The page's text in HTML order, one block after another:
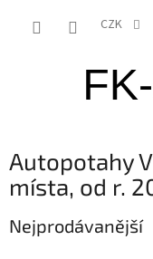
CZK
Autopotahy
místa, od r.
Nejprodávanější